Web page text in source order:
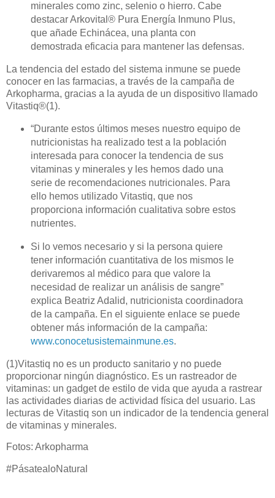
minerales como zinc, selenio o hierro. Cabe
destacar Arkovital® Pura Energía Inmuno Plus,
que añade Echinácea, una planta con
demostrada eficacia para mantener las defensas.
La tendencia del estado del sistema inmune se puede
conocer en las farmacias, a través de la campaña de
Arkopharma, gracias a la ayuda de un dispositivo llamado
Vitastiq®(1).
“Durante estos últimos meses nuestro equipo de
nutricionistas ha realizado test a la población
interesada para conocer la tendencia de sus
vitaminas y minerales y les hemos dado una
serie de recomendaciones nutricionales. Para
ello hemos utilizado Vitastiq, que nos
proporciona información cualitativa sobre estos
nutrientes.
Si lo vemos necesario y si la persona quiere
tener información cuantitativa de los mismos le
derivaremos al médico para que valore la
necesidad de realizar un análisis de sangre”
explica Beatriz Adalid, nutricionista coordinadora
de la campaña. En el siguiente enlace se puede
obtener más información de la campaña:
www.conocetusistemainmune.es.
(1)Vitastiq no es un producto sanitario y no puede
proporcionar ningún diagnóstico. Es un rastreador de
vitaminas: un gadget de estilo de vida que ayuda a rastrear
las actividades diarias de actividad física del usuario. Las
lecturas de Vitastiq son un indicador de la tendencia general
de vitaminas y minerales.
Fotos: Arkopharma
#PásatealoNatural